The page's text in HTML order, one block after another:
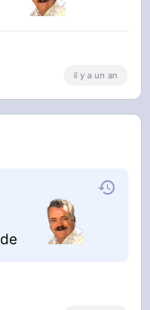
il y a un an